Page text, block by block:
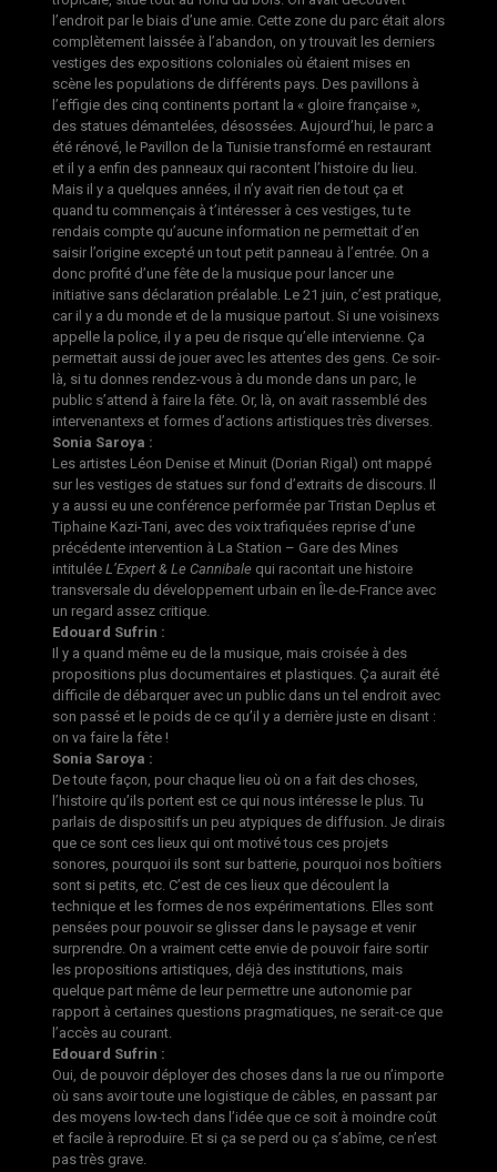
l’endroit par le biais d’une amie. Cette zone du parc était alors
complètement laissée à l’abandon, on y trouvait les derniers
vestiges des expositions coloniales où étaient mises en
scène les populations de différents pays. Des pavillons à
l’effigie des cinq continents portant la « gloire française »,
des statues démantelées, désossées. Aujourd’hui, le parc a
été rénové, le Pavillon de la Tunisie transformé en restaurant
et il y a enfin des panneaux qui racontent l’histoire du lieu.
Mais il y a quelques années, il n’y avait rien de tout ça et
quand tu commençais à t’intéresser à ces vestiges, tu te
rendais compte qu’aucune information ne permettait d’en
saisir l’origine excepté un tout petit panneau à l’entrée. On a
donc profité d’une fête de la musique pour lancer une
initiative sans déclaration préalable. Le 21 juin, c’est pratique,
car il y a du monde et de la musique partout. Si une voisinexs
appelle la police, il y a peu de risque qu’elle intervienne. Ça
permettait aussi de jouer avec les attentes des gens. Ce soir-
là, si tu donnes rendez-vous à du monde dans un parc, le
public s’attend à faire la fête. Or, là, on avait rassemblé des
intervenantexs et formes d’actions artistiques très diverses.
Sonia Saroya :
Les artistes Léon Denise et Minuit (Dorian Rigal) ont mappé
sur les vestiges de statues sur fond d’extraits de discours. Il
y a aussi eu une conférence performée par Tristan Deplus et
Tiphaine Kazi-Tani, avec des voix trafiquées reprise d’une
précédente intervention à La Station – Gare des Mines
intitulée L’Expert & Le Cannibale qui racontait une histoire
transversale du développement urbain en Île-de-France avec
un regard assez critique.
Edouard Sufrin :
Il y a quand même eu de la musique, mais croisée à des
propositions plus documentaires et plastiques. Ça aurait été
difficile de débarquer avec un public dans un tel endroit avec
son passé et le poids de ce qu’il y a derrière juste en disant :
on va faire la fête !
Sonia Saroya :
De toute façon, pour chaque lieu où on a fait des choses,
l’histoire qu’ils portent est ce qui nous intéresse le plus. Tu
parlais de dispositifs un peu atypiques de diffusion. Je dirais
que ce sont ces lieux qui ont motivé tous ces projets
sonores, pourquoi ils sont sur batterie, pourquoi nos boîtiers
sont si petits, etc. C’est de ces lieux que découlent la
technique et les formes de nos expérimentations. Elles sont
pensées pour pouvoir se glisser dans le paysage et venir
surprendre. On a vraiment cette envie de pouvoir faire sortir
les propositions artistiques, déjà des institutions, mais
quelque part même de leur permettre une autonomie par
rapport à certaines questions pragmatiques, ne serait-ce que
l’accès au courant.
Edouard Sufrin :
Oui, de pouvoir déployer des choses dans la rue ou n’importe
où sans avoir toute une logistique de câbles, en passant par
des moyens low-tech dans l’idée que ce soit à moindre coût
et facile à reproduire. Et si ça se perd ou ça s’abîme, ce n’est
pas très grave.